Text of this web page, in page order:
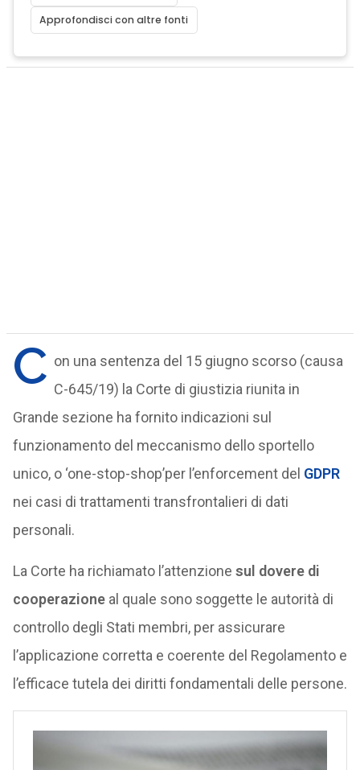
Approfondisci con altre fonti
C on una sentenza del 15 giugno scorso (causa
C-645/19) la Corte di giustizia riunita in
Grande sezione ha fornito indicazioni sul
funzionamento del meccanismo dello sportello
unico, o ‘one-stop-shop’per l’enforcement del GDPR
nei casi di trattamenti transfrontalieri di dati
personali.
La Corte ha richiamato l’attenzione sul dovere di
cooperazioneal quale sono soggette le autorità di
controllo degli Stati membri, per assicurare
l’applicazione corretta e coerente del Regolamento e
l’efficace tutela dei diritti fondamentali delle persone.